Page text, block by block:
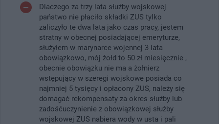
Dlaczego za trzy lata służby wojskowej
państwo nie płaciło składki ZUS tylko
zaliczyło te dwa lata jako czas pracy, jestem
stratny w obecnej posiadającej emeryturze,
służyłem w marynarce wojennej 3 lata
obowiązkowo, mój żołd to 50 zł miesięcznie ,
obecnie obowiązku nie ma a żołnierz
wstępujący w szeregi wojskowe posiada co
najmniej 5 tysięcy i opłacony ZUS, należy się
domagać rekompensaty za okres służby lub
zadośćuczynienie z obowiązkowej służby
wojskowej ZUS nabiera wody w usta i pali